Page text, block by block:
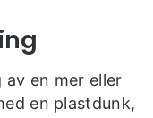
av en mer eller
en plastdunk,